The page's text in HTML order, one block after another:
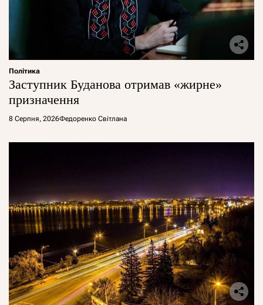
Політика
Заступник Буданова отримав «жирне»
призначення
8 Серпня, 2026Федоренко Світлана